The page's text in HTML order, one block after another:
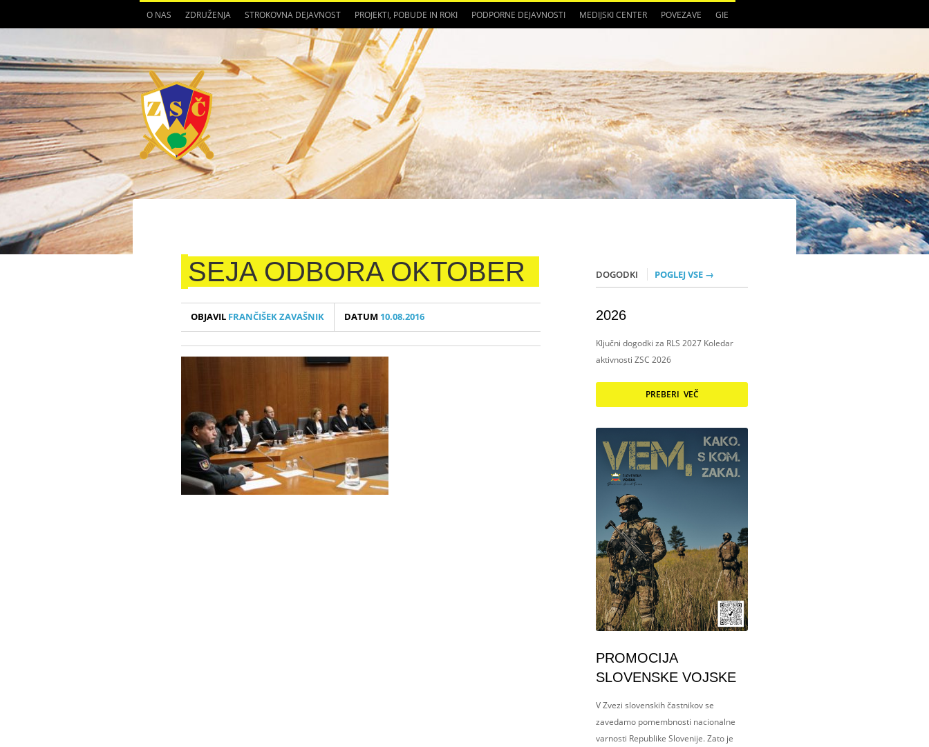
O NAS ZDRUŽENJA STROKOVNA DEJAVNOST PROJEKTI, POBUDE IN ROKI PODPORNE DEJAVNOSTI MEDIJSKI CENTER POVEZAVE GIE
SEJA ODBORA OKTOBER
OBJAVIL FRANČIŠEK ZAVAŠNIK DATUM 10.08.2016
DOGODKI POGLEJ VSE →
2026
Ključni dogodki za RLS 2027 Koledar
aktivnosti ZSC 2026
PREBERI VEČ
PROMOCIJA
SLOVENSKE VOJSKE
V Zvezi slovenskih častnikov se
zavedamo pomembnosti nacionalne
varnosti Republike Slovenije. Zato je